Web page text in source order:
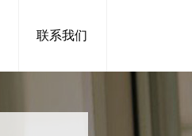
联系我们